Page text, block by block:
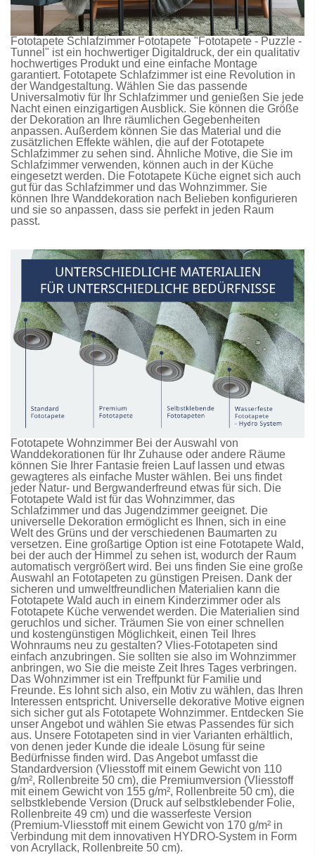
Fototapete Schlafzimmer Fototapete "Fototapete - Puzzle -
Tunnel" ist ein hochwertiger Digitaldruck, der ein qualitativ
hochwertiges Produkt und eine einfache Montage
garantiert. Fototapete Schlafzimmer ist eine Revolution in
der Wandgestaltung. Wählen Sie das passende
Universalmotiv für Ihr Schlafzimmer und genießen Sie jede
Nacht einen einzigartigen Ausblick. Sie können die Größe
der Dekoration an Ihre räumlichen Gegebenheiten
anpassen. Außerdem können Sie das Material und die
zusätzlichen Effekte wählen, die auf der Fototapete
Schlafzimmer zu sehen sind. Ähnliche Motive, die Sie im
Schlafzimmer verwenden, können auch in der Küche
eingesetzt werden. Die Fototapete Küche eignet sich auch
gut für das Schlafzimmer und das Wohnzimmer. Sie
können Ihre Wanddekoration nach Belieben konfigurieren
und sie so anpassen, dass sie perfekt in jeden Raum
passt.
Fototapete Wohnzimmer Bei der Auswahl von
Wanddekorationen für Ihr Zuhause oder andere Räume
können Sie Ihrer Fantasie freien Lauf lassen und etwas
gewagteres als einfache Muster wählen. Bei uns findet
jeder Natur- und Bergwanderfreund etwas für sich. Die
Fototapete Wald ist für das Wohnzimmer, das
Schlafzimmer und das Jugendzimmer geeignet. Die
universelle Dekoration ermöglicht es Ihnen, sich in eine
Welt des Grüns und der verschiedenen Baumarten zu
versetzen. Eine großartige Option ist eine Fototapete Wald,
bei der auch der Himmel zu sehen ist, wodurch der Raum
automatisch vergrößert wird. Bei uns finden Sie eine große
Auswahl an Fototapeten zu günstigen Preisen. Dank der
sicheren und umweltfreundlichen Materialien kann die
Fototapete Wald auch in einem Kinderzimmer oder als
Fototapete Küche verwendet werden. Die Materialien sind
geruchlos und sicher. Träumen Sie von einer schnellen
und kostengünstigen Möglichkeit, einen Teil Ihres
Wohnraums neu zu gestalten? Vlies-Fototapeten sind
einfach anzubringen. Sie sollten sie also im Wohnzimmer
anbringen, wo Sie die meiste Zeit Ihres Tages verbringen.
Das Wohnzimmer ist ein Treffpunkt für Familie und
Freunde. Es lohnt sich also, ein Motiv zu wählen, das Ihren
Interessen entspricht. Universelle dekorative Motive eignen
sich sicher gut als Fototapete Wohnzimmer. Entdecken Sie
unser Angebot und wählen Sie etwas Passendes für sich
aus. Unsere Fototapeten sind in vier Varianten erhältlich,
von denen jeder Kunde die ideale Lösung für seine
Bedürfnisse finden wird. Das Angebot umfasst die
Standardversion (Vliesstoff mit einem Gewicht von 110
g/m², Rollenbreite 50 cm), die Premiumversion (Vliesstoff
mit einem Gewicht von 155 g/m², Rollenbreite 50 cm), die
selbstklebende Version (Druck auf selbstklebender Folie,
Rollenbreite 49 cm) und die wasserfeste Version
(Premium-Vliesstoff mit einem Gewicht von 170 g/m² in
Verbindung mit dem innovativen HYDRO-System in Form
von Acryllack, Rollenbreite 50 cm).